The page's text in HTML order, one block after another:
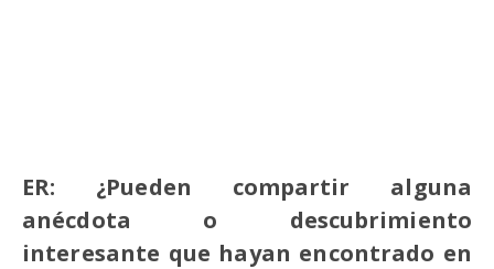
ER: ¿Pueden compartir alguna
anécdota o descubrimiento
interesante que hayan encontrado en